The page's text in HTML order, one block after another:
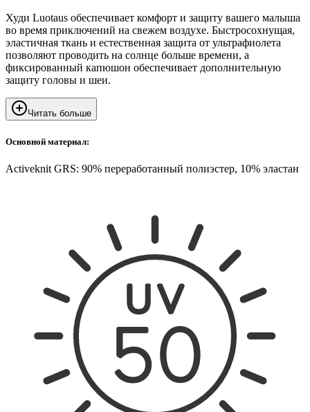
Худи Luotaus обеспечивает комфорт и защиту вашего малыша
во время приключений на свежем воздухе. Быстросохнущая,
эластичная ткань и естественная защита от ультрафиолета
позволяют проводить на солнце больше времени, а
фиксированный капюшон обеспечивает дополнительную
защиту головы и шеи.
Читать больше
Основной материал:
Activeknit GRS: 90% переработанный полиэстер, 10% эластан